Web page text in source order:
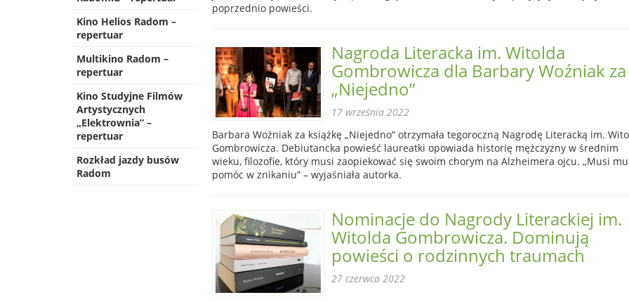
Kino Helios Radom –
repertuar
Multikino Radom –
repertuar
Kino Studyjne Filmów
Artystycznych
„Elektrownia” –
repertuar
Rozkład jazdy busów
Radom
poprzednio powieści.
Nagroda Literacka im. Witolda
Gombrowicza dla Barbary Woźniak za
„Niejedno”
17 września 2022
Barbara Woźniak za książkę „Niejedno” otrzymała tegoroczną Nagrodę Literacką im.
Gombrowicza. Debiutancka powieść laureatki opowiada historię mężczyzny w średnim
wieku, filozofie, który musi zaopiekować się swoim chorym na Alzheimera ojcu. „Musi mu
pomóc w znikaniu” – wyjaśniała autorka.
Nominacje do Nagrody Literackiej im.
Witolda Gombrowicza. Dominują
powieści o rodzinnych traumach
27 czerwca 2022